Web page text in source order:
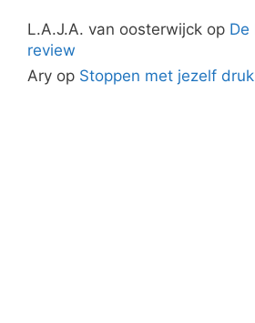
L.A.J.A. van oosterwijck op De
review
Ary op Stoppen met jezelf